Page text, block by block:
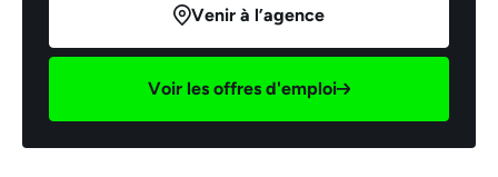
Venir à l’agence
Voir les offres d'emploi